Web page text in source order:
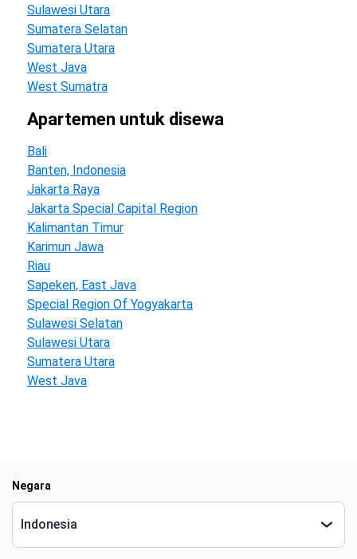
Sulawesi Utara
Sumatera Selatan
Sumatera Utara
West Java
West Sumatra
apartemen untuk disewa
Bali
Banten, Indonesia
Jakarta Raya
Jakarta Special Capital Region
Kalimantan Timur
Karimun Jawa
Riau
Sapeken, East Java
Special Region Of Yogyakarta
Sulawesi Selatan
Sulawesi Utara
Sumatera Utara
West Java